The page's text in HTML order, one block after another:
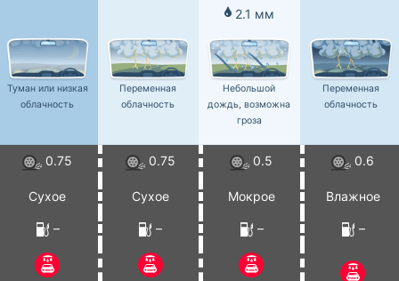
2.1 мм
Туман или низкая
облачность
Переменная
облачность
Небольшой
дождь, возможна
гроза
Переменная
облачность
0.75 0.75 0.5 0.6
Сухое Сухое Мокрое Влажное
– – – –